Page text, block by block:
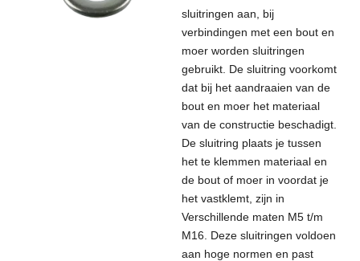
sluitringen aan, bij
verbindingen met een bout en
moer worden sluitringen
gebruikt. De sluitring voorkomt
dat bij het aandraaien van de
bout en moer het materiaal
van de constructie beschadigt.
De sluitring plaats je tussen
het te klemmen materiaal en
de bout of moer in voordat je
het vastklemt, zijn in
Verschillende maten M5 t/m
M16. Deze sluitringen voldoen
aan hoge normen en past